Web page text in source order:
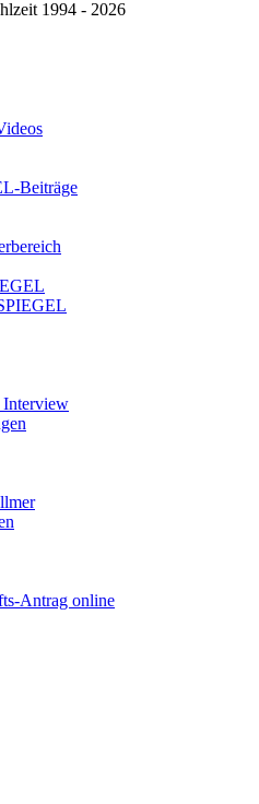
1994 - 2026
Beiträge
Interview
Antrag online